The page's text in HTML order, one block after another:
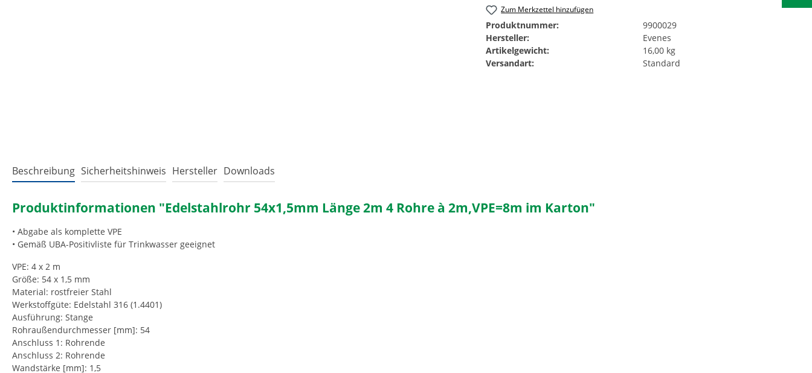
Zum Merkzettel hinzufügen
Produktnummer:
9900029
Hersteller:
Evenes
Artikelgewicht:
16,00 kg
Versandart:
Standard
Beschreibung Sicherheitshinweis Hersteller Downloads
Produktinformationen "Edelstahlrohr 54x1,5mm Länge 2m 4 Rohre à 2m,VPE=8m im Karton"
• Abgabe als komplette VPE
• Gemäß UBA-Positivliste für Trinkwasser geeignet
VPE: 4 x 2 m
Größe: 54 x 1,5 mm
Material: rostfreier Stahl
Werkstoffgüte: Edelstahl 316 (1.4401)
Ausführung: Stange
Rohraußendurchmesser [mm]: 54
Anschluss 1: Rohrende
Anschluss 2: Rohrende
Wandstärke [mm]: 1,5